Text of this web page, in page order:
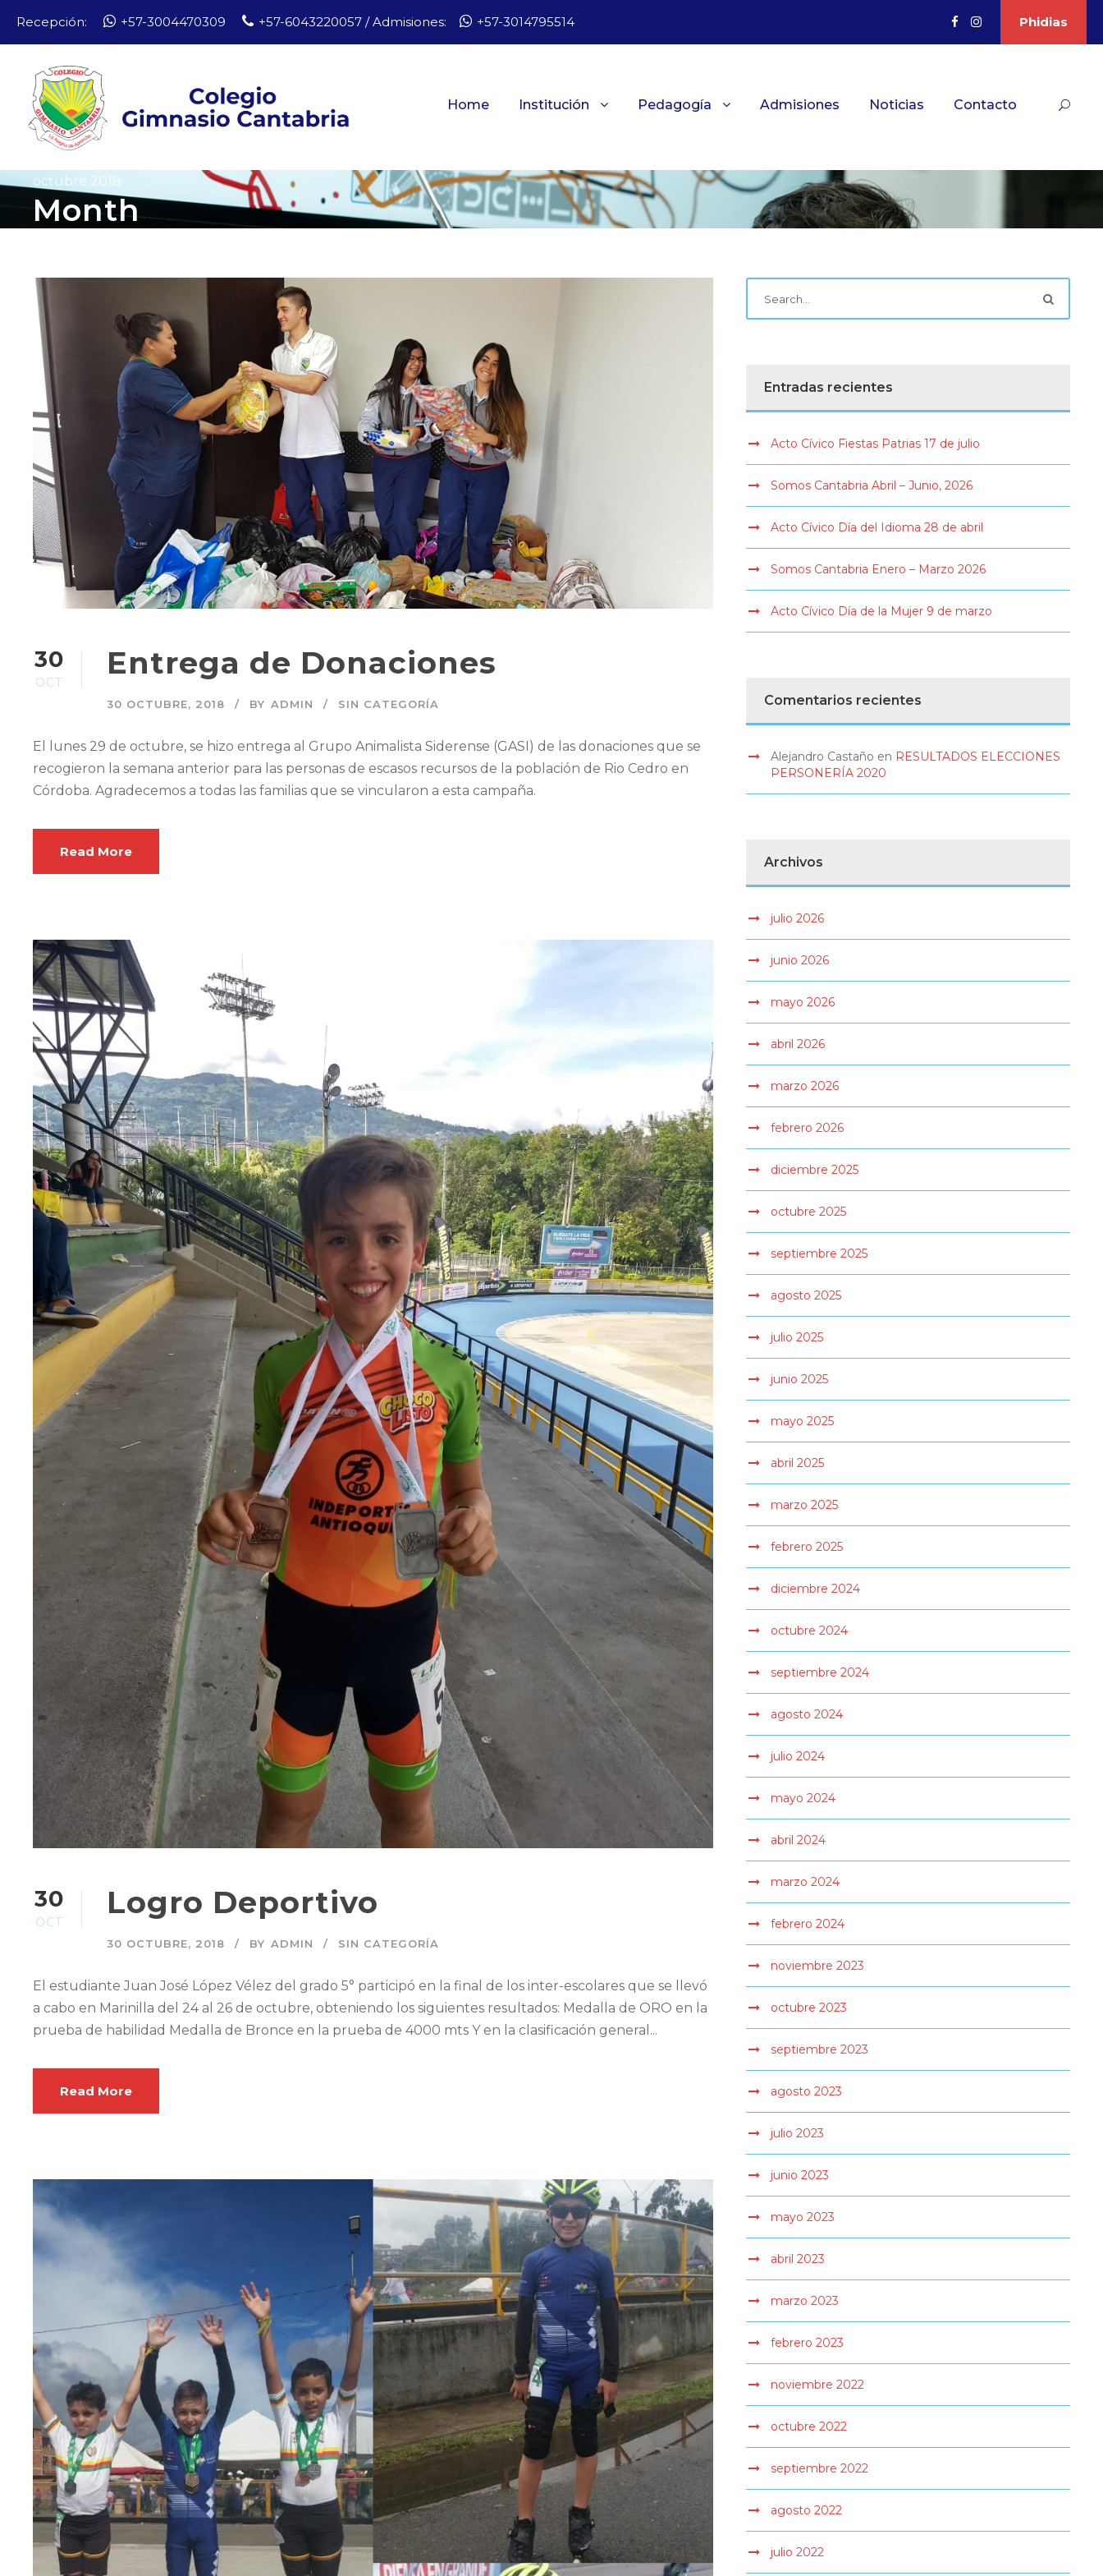
Recepción: +57-3004470309 +57-6043220057 / Admisiones: +57-3014795514 Phidias
Home Institución Pedagogía Admisiones Noticias Contacto
octubre 2018
Month
30
OCT
Entrega de Donaciones
30 OCTUBRE, 2018 BY ADMIN SIN CATEGORÍA
El lunes 29 de octubre, se hizo entrega al Grupo Animalista Siderense (GASI) de las donaciones que se
recogieron la semana anterior para las personas de escasos recursos de la población de Rio Cedro en
Córdoba. Agradecemos a todas las familias que se vincularon a esta campaña.
Read More
30
OCT
Logro Deportivo
30 OCTUBRE, 2018 BY ADMIN SIN CATEGORÍA
El estudiante Juan José López Vélez del grado 5° participó en la final de los inter-escolares que se llevó
a cabo en Marinilla del 24 al 26 de octubre, obteniendo los siguientes resultados: Medalla de ORO en la
prueba de habilidad Medalla de Bronce en la prueba de 4000 mts Y en la clasificación general...
Read More
Entradas recientes
Acto Cívico Fiestas Patrias 17 de julio
Somos Cantabria Abril – Junio, 2026
Acto Cívico Día del Idioma 28 de abril
Somos Cantabria Enero – Marzo 2026
Acto Cívico Día de la Mujer 9 de marzo
Comentarios recientes
Alejandro Castaño en RESULTADOS ELECCIONES
PERSONERÍA 2020
Archivos
julio 2026
junio 2026
mayo 2026
abril 2026
marzo 2026
febrero 2026
diciembre 2025
octubre 2025
septiembre 2025
agosto 2025
julio 2025
junio 2025
mayo 2025
abril 2025
marzo 2025
febrero 2025
diciembre 2024
octubre 2024
septiembre 2024
agosto 2024
julio 2024
mayo 2024
abril 2024
marzo 2024
febrero 2024
noviembre 2023
octubre 2023
septiembre 2023
agosto 2023
julio 2023
junio 2023
mayo 2023
abril 2023
marzo 2023
febrero 2023
noviembre 2022
octubre 2022
septiembre 2022
agosto 2022
julio 2022